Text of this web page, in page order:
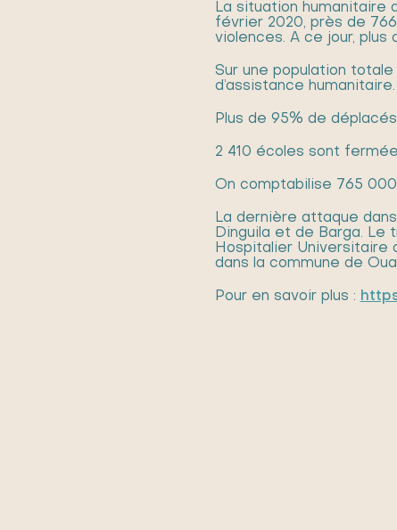
La situation humanitaire
février 2020, près de
violences. A ce jour, plus
Sur une population totale
d’assistance humanitaire.
Plus de 95% de
2 410 écoles sont
On comptabilise 765
La dernière attaque
Dinguila et de Barga.
Hospitalier Universitaire
dans la commune de
Pour en savoir plus :